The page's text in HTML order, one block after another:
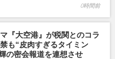
0時間前
『大空港』が税関とのコラ
も“皮肉すぎるタイミン
の密会報道を連想させ